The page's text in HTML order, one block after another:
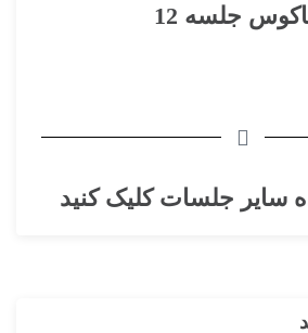
جلسه 12
سایر جلسات کلیک کنید